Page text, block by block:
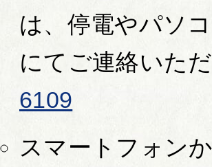
は、停電やパソ
にてご連絡いた
6109
スマートフォン